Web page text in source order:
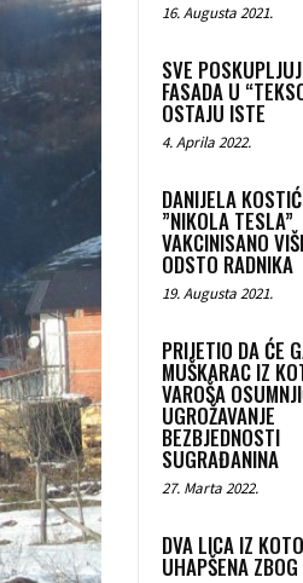
16. Augusta 2021.
SVE
FASADA U
OSTAJU ISTE
4. Aprila 2022.
DANIJELA
”NIKOLA TESLA”
VAKCINISANO
ODSTO RADNIKA
19. Augusta 2021.
PRIJETIO DA ĆE
MUŠKARAC IZ
VAROŠA
UGROŽAVANJE
BEZBJEDNOSTI
SUGRAĐANINA
27. Marta 2022.
DVA LICA IZ
UHAPŠENA ZBOG